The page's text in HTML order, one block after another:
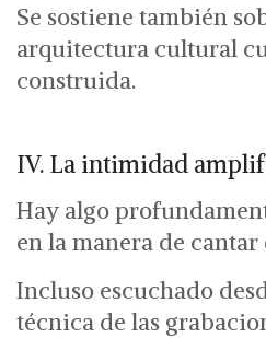
Se sostiene también
arquitectura cultural
construida.
IV. La intimidad
Hay algo
en la manera de cantar
Incluso escuchado
técnica de las